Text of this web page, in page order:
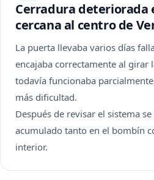
Cerradura deteriorada
cercana al centro de
La puerta llevaba varios días
encajaba correctamente al girar
todavía funcionaba
más dificultad.
Después de revisar el sistema
acumulado tanto en el bombín
interior.